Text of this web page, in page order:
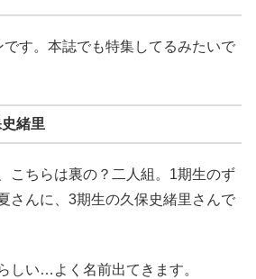
す。本誌でも特集してるみたいで
緒里
こちらは裏の？二人組。1期生のず
さんに、3期生の久保史緒里さんで
しい…よく名前出てきます。